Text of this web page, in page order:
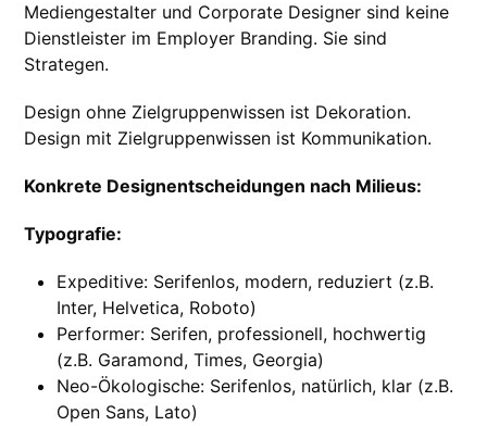
Mediengestalter und Corporate Designer sind keine
Dienstleister im Employer Branding. Sie sind
Strategen.
Design ohne Zielgruppenwissen ist Dekoration.
Design mit Zielgruppenwissen ist Kommunikation.
Konkrete Designentscheidungen nach Milieus:
Typografie:
Expeditive: Serifenlos, modern, reduziert (z.B.
Inter, Helvetica, Roboto)
Performer: Serifen, professionell, hochwertig
(z.B. Garamond, Times, Georgia)
Neo-Ökologische: Serifenlos, natürlich, klar (z.B.
Open Sans, Lato)